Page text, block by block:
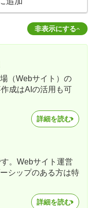
非表示にする
（Webサイト）の
成はAIの活用も可
詳細を読む
。Webサイト運営
シップのある方は特
詳細を読む